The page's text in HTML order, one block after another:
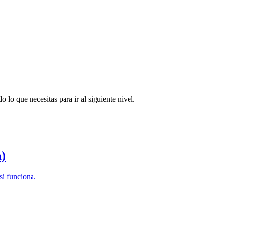
lo que necesitas para ir al siguiente nivel.
funciona.